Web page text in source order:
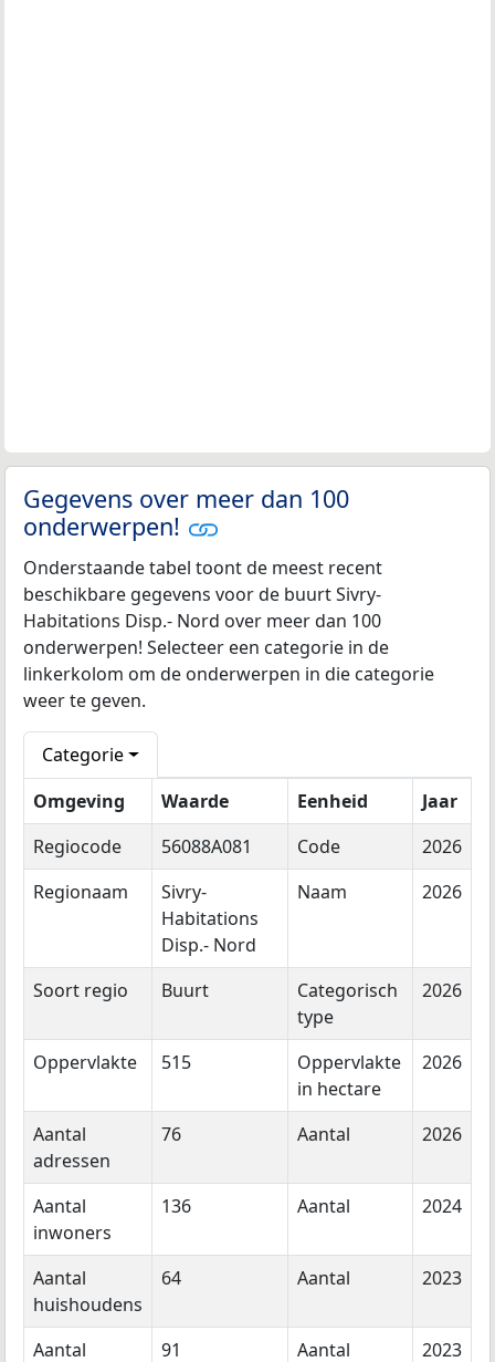
Gegevens over meer dan 100
onderwerpen!
Onderstaande tabel toont de meest recent
beschikbare gegevens voor de buurt Sivry-
Habitations Disp.- Nord over meer dan 100
onderwerpen! Selecteer een categorie in de
linkerkolom om de onderwerpen in die categorie
weer te geven.
Categorie
Omgeving
Waarde Eenheid
Jaar
Regiocode
56088A081 Code
2026
Regionaam
Sivry-
Habitations
Disp.- Nord
Naam 2026
Soort regio Buurt
Categorisch
type
2026
Oppervlakte 515
Oppervlakte
in hectare
2026
Aantal
adressen
76 Aantal 2026
Aantal
inwoners
136 Aantal 2024
Aantal
huishoudens
64 Aantal 2023
Aantal 91 Aantal 2023